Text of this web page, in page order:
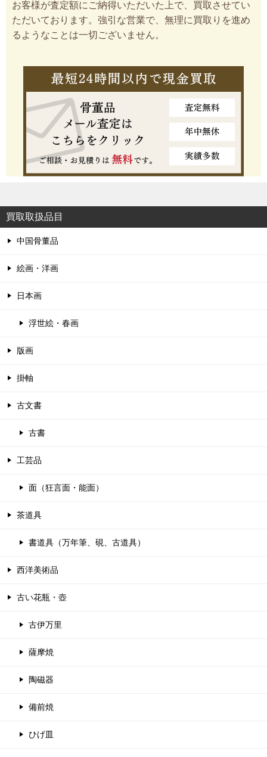
お客様が査定額にご納得いただいた上で、買取させてい
ただいております。強引な営業で、無理に買取りを進め
るようなことは一切ございません。
買取取扱品目
中国骨董品
絵画・洋画
日本画
浮世絵・春画
版画
掛軸
古文書
古書
工芸品
面（狂言面・能面）
茶道具
書道具（万年筆、硯、古道具）
西洋美術品
古い花瓶・壺
古伊万里
薩摩焼
陶磁器
備前焼
ひげ皿